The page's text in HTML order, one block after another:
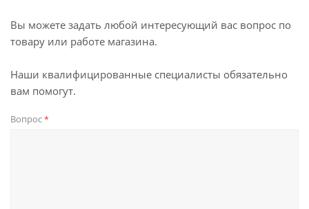
Вы можете задать любой интересующий вас вопрос по
товару или работе магазина.
Наши квалифицированные специалисты обязательно
вам помогут.
Вопрос*